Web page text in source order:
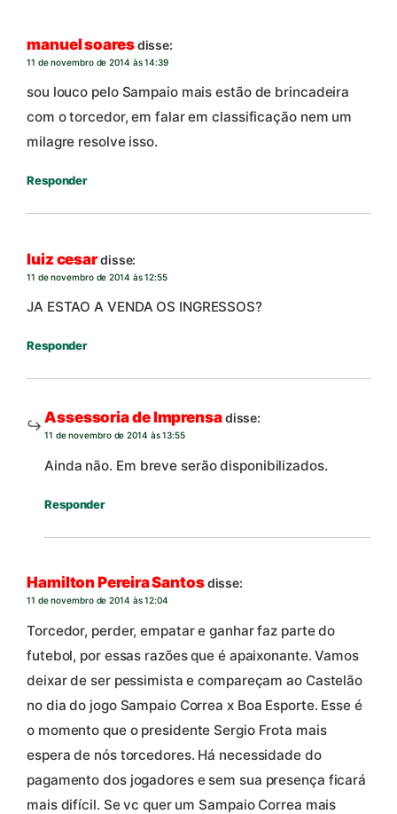
manuel soaresdisse:
11 de novembro de 2014 às 14:39
sou louco pelo Sampaio mais estão de brincadeira
com o torcedor, em falar em classificação nem um
milagre resolve isso.
Responder
luiz cesardisse:
11 de novembro de 2014 às 12:55
JA ESTAO A VENDA OS INGRESSOS?
Responder
Assessoria de Imprensadisse:
11 de novembro de 2014 às 13:55
Ainda não. Em breve serão disponibilizados.
Responder
Hamilton Pereira Santosdisse:
11 de novembro de 2014 às 12:04
Torcedor, perder, empatar e ganhar faz parte do
futebol, por essas razões que é apaixonante. Vamos
deixar de ser pessimista e compareçam ao Castelão
no dia do jogo Sampaio Correa x Boa Esporte. Esse é
o momento que o presidente Sergio Frota mais
espera de nós torcedores. Há necessidade do
pagamento dos jogadores e sem sua presença ficará
mais difícil. Se vc quer um Sampaio Correa mais